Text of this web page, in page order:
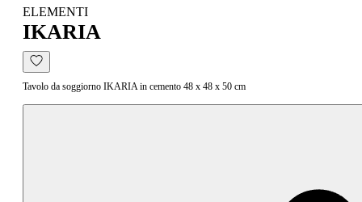
ELEMENTI
IKARIA
Tavolo da soggiorno IKARIA in cemento 48 x 48 x 50 cm